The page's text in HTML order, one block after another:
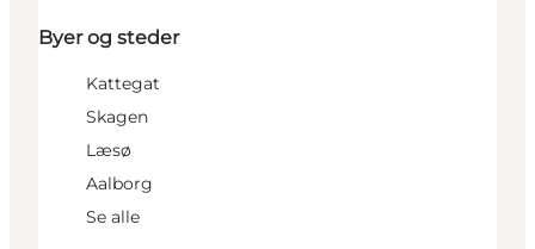
Byer og steder
Kattegat
Skagen
Læsø
Aalborg
Se alle